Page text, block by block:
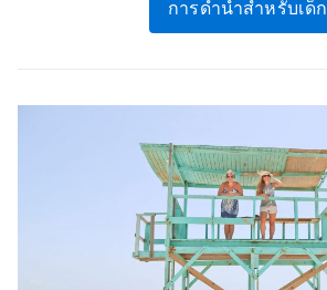
การดำน้ำสำหรับเด็ก